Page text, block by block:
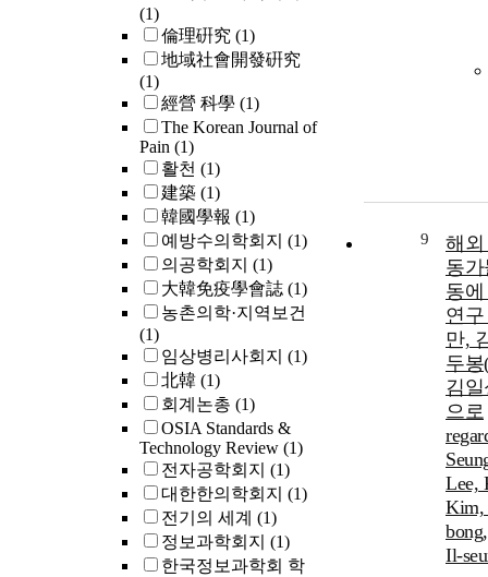
(1)
倫理硏究 (1)
地域社會開發硏究
(1)
經營 科學 (1)
The Korean Journal of
Pain (1)
활천 (1)
建築 (1)
韓國學報 (1)
예방수의학회지 (1)
의공학회지 (1)
大韓免疫學會誌 (1)
농촌의학·지역보건
(1)
임상병리사회지 (1)
北韓 (1)
회계논총 (1)
OSIA Standards &
Technology Review (1)
전자공학회지 (1)
대한한의학회지 (1)
전기의 세계 (1)
정보과학회지 (1)
한국정보과학회 학
9
해외
동
동
연구
만,
두
김
으로
Lee,
Kim,
Il-